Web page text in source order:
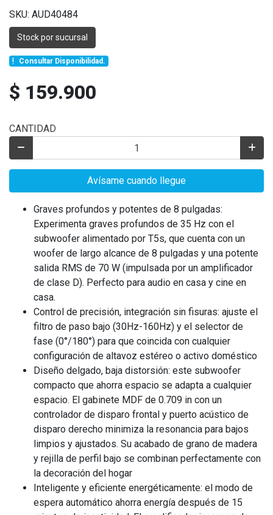
SKU: AUD40484
Stock por sucursal
Consultar Disponibilidad.
$ 159.900
CANTIDAD
Avísame cuando llegue
Graves profundos y potentes de 8 pulgadas:
Experimenta graves profundos de 35 Hz con el
subwoofer alimentado por T5s, que cuenta con un
woofer de largo alcance de 8 pulgadas y una potente
salida RMS de 70 W (impulsada por un amplificador
de clase D). Perfecto para audio en casa y cine en
casa.
Control de precisión, integración sin fisuras: ajuste el
filtro de paso bajo (30Hz-160Hz) y el selector de
fase (0°/180°) para que coincida con cualquier
configuración de altavoz estéreo o activo doméstico
Diseño delgado, baja distorsión: este subwoofer
compacto que ahorra espacio se adapta a cualquier
espacio. El gabinete MDF de 0.709 in con un
controlador de disparo frontal y puerto acústico de
disparo derecho minimiza la resonancia para bajos
limpios y ajustados. Su acabado de grano de madera
y rejilla de perfil bajo se combinan perfectamente con
la decoración del hogar
Inteligente y eficiente energéticamente: el modo de
espera automático ahorra energía después de 15